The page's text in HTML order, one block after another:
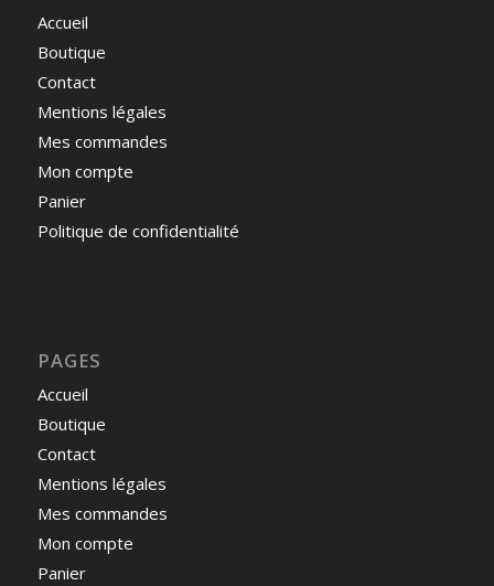
Accueil
Boutique
Contact
Mentions légales
Mes commandes
Mon compte
Panier
Politique de confidentialité
PAGES
Accueil
Boutique
Contact
Mentions légales
Mes commandes
Mon compte
Panier